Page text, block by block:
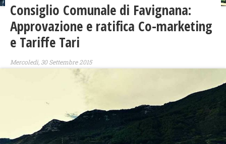
Consiglio Comunale di Favignana:
Approvazione e ratifica Co-marketing
e Tariffe Tari
Mercoledì, 30 Settembre 2015